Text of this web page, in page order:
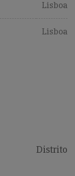
Lisboa
Lisboa
Distrito